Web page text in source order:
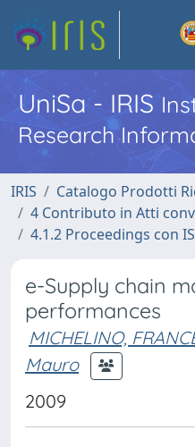
UniSa - IRIS
Research
IRIS
Catalogo Prodotti
4 Contributo in Atti
4.1.2 Proceedings con
e-Supply chain
performances
MICHELINO,
Mauro
2009